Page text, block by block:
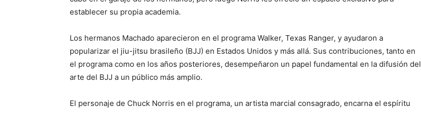
establecer su propia academia.
Los hermanos Machado aparecieron en el programa Walker, Texas Ranger, y ayudaron a
popularizar el jiu-jitsu brasileño (BJJ) en Estados Unidos y más allá. Sus contribuciones, tanto en
el programa como en los años posteriores, desempeñaron un papel fundamental en la difusión del
arte del BJJ a un público más amplio.
El personaje de Chuck Norris en el programa, un artista marcial consagrado, encarna el espíritu